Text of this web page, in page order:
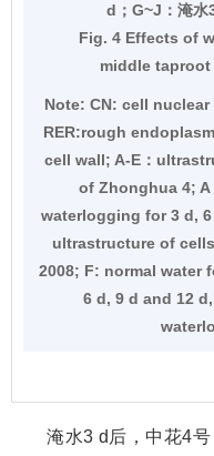
d；G~J：淹水
Fig. 4 Effects of
middle
Note: CN: cell
RER:rough
cell wall; A-E：
of Zhonghua 4;
waterlogging for 3 d,
ultrastructure of
2008; F: normal water
6 d, 9 d and 12
淹水3 d后，中花4号